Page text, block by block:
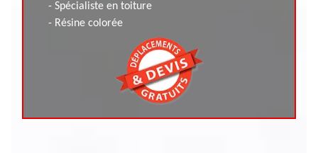
- Spécialiste en toiture
- Résine colorée